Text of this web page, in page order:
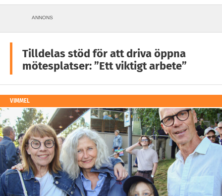
ANNONS
Tilldelas stöd för att driva öppna
mötesplatser: ”Ett viktigt arbete”
VIMMEL